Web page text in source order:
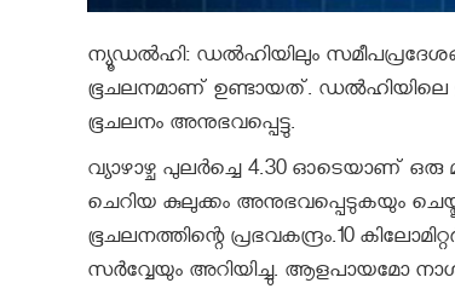
ന്യൂഡല്‍ഹി: ഡല്‍ഹിയിലും
ഭൂചലനമാണ് ഉണ്ടായത്. ഡൽഹിയിലെ
ഭൂചലനം അനുഭവപ്പെട്ടു.
വ്യാഴാഴ്ച പുലര്‍ച്ചെ 4.30 ഓടെയാണ് ഒരു
ചെറിയ കുലുക്കം അനുഭവപ്പെടുകയും
ഭൂചലനത്തിന്റെ പ്രഭവകന്ദ്രം.10
സർവ്വേയും അറിയിച്ചു. ആളപായമോ